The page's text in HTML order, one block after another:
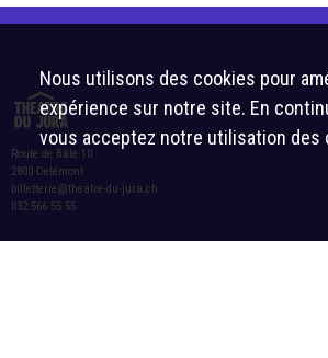
Route de Bâle 10
2800 Delémont
billetterie@theatre-du-jura.ch
032 566 55 55
Nous utilisons des cookies pour
expérience sur notre site. En
vous acceptez notre utilisation des